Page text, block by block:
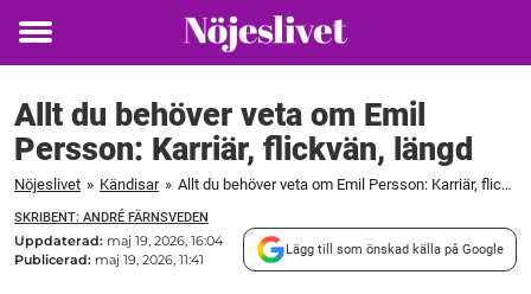
Toggle
Allt du behöver veta om Emil
Persson: Karriär, flickvän, längd
Nöjeslivet » Kändisar » Allt du behöver veta om Emil Persson: Karriär, flickvän, längd
SKRIBENT: ANDRÉ FÄRNSVEDEN
Uppdaterad: maj 19, 2026, 16:04
Publicerad: maj 19, 2026, 11:41
Lägg till som önskad källa på Google